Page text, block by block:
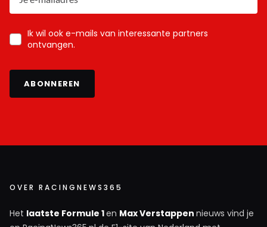
Ik wil ook e-mails van interessante partners
ontvangen.
ABONNEREN
OVER RACINGNEWS365
Het laatste Formule 1en Max Verstappen nieuws vind je